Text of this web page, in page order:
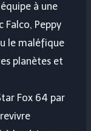
à une
Falco, Peppy
le maléfique
planètes et
Fox 64 par